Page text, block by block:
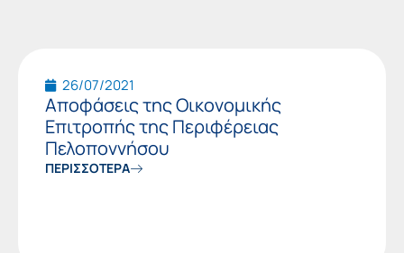
26/07/2021
Αποφάσεις της Οικονομικής
Επιτροπής της Περιφέρειας
Πελοποννήσου
ΠΕΡΙΣΣΟΤΕΡΑ